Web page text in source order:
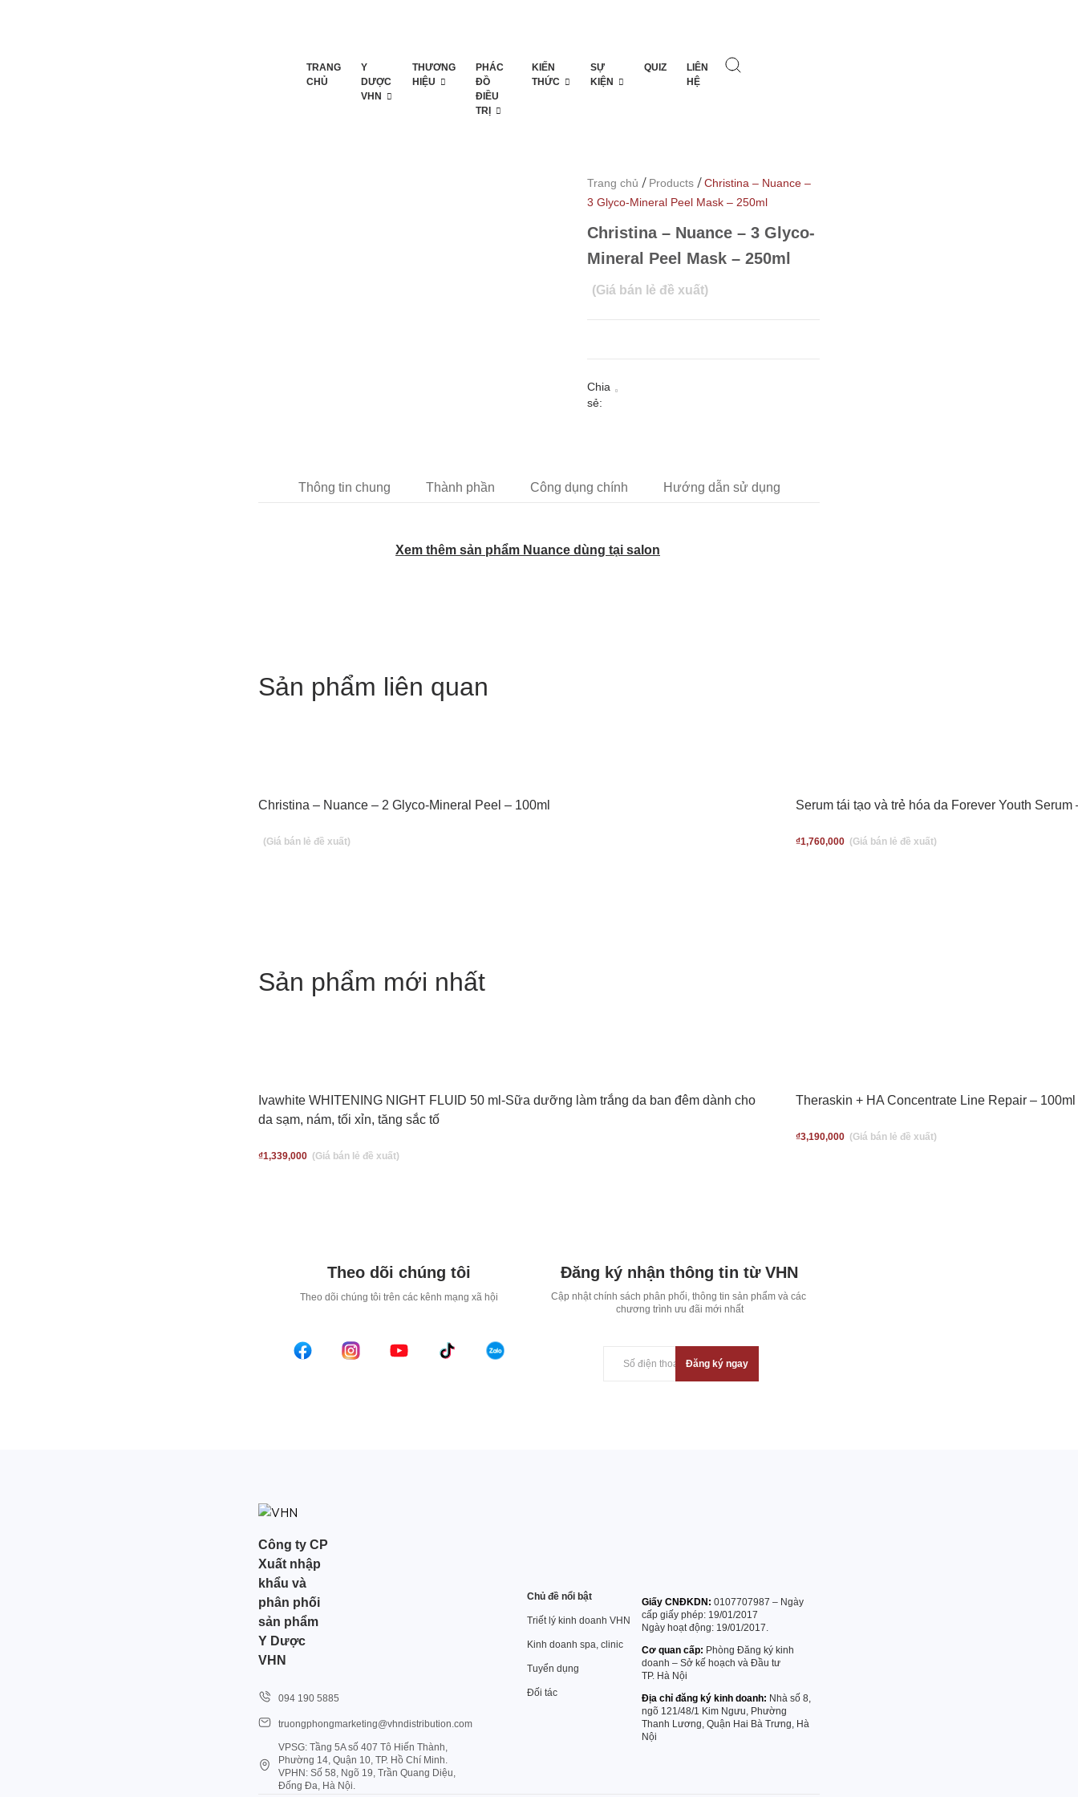
TRANG
CHỦ
Y
DƯỢC
VHN
THƯƠNG
HIỆU
PHÁC
ĐỒ
ĐIỀU
TRỊ
KIẾN
THỨC
SỰ
KIỆN
QUIZ
LIÊN
HỆ
Trang chủ / Products /Christina – Nuance –
3 Glyco-Mineral Peel Mask – 250ml
Christina – Nuance – 3 Glyco-
Mineral Peel Mask – 250ml
Chia
sẻ:
Thông tin chung Thành phần Công dụng chính Hướng dẫn sử dụng
Xem thêm sản phẩm Nuance dùng tại salon
Sản phẩm liên quan
Christina – Nuance – 2 Glyco-Mineral Peel – 100ml Serum tái tạo và trẻ hóa da Forever Youth
₫1,760,000
Sản phẩm mới nhất
Ivawhite WHITENING NIGHT FLUID 50 ml-Sữa dưỡng làm trắng da ban đêm dành cho
da sạm, nám, tối xỉn, tăng sắc tố
₫1,339,000
Theraskin + HA Concentrate Line Repair – 100ml
₫3,190,000
Theo dõi chúng tôi
Theo dõi chúng tôi trên các kênh mạng xã hội
Đăng ký nhận thông tin từ VHN
Cập nhật chính sách phân phối, thông tin sản phẩm và các
chương trình ưu đãi mới nhất
Đăng ký ngay
Công ty CP
Xuất nhập
khẩu và
phân phối
sản phẩm
Y Dược
VHN
094 190 5885
truongphongmarketing@vhndistribution.com
VPSG: Tầng 5A số 407 Tô Hiến Thành,
Phường 14, Quận 10, TP. Hồ Chí Minh.
VPHN: Số 58, Ngõ 19, Trần Quang Diệu,
Đống Đa, Hà Nội.
Chủ đề nổi bật
Triết lý kinh doanh VHN
Kinh doanh spa, clinic
Tuyển dụng
Đối tác
Giấy CNĐKDN: 0107707987 – Ngày
cấp giấy phép: 19/01/2017
Ngày hoạt động: 19/01/2017.
Cơ quan cấp: Phòng Đăng ký kinh
doanh – Sở kế hoạch và Đầu tư
TP. Hà Nội
Địa chỉ đăng ký kinh doanh: Nhà số 8,
ngõ 121/48/1 Kim Ngưu, Phường
Thanh Lương, Quận Hai Bà Trưng, Hà
Nội